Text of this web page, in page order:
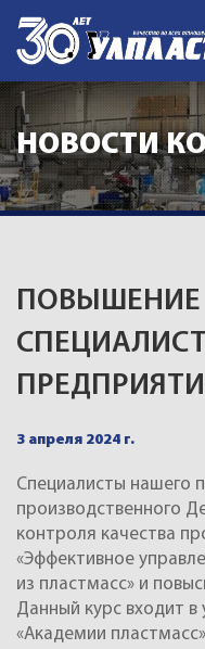
НОВОСТИ
3 апреля 2024 г.
Специалисты нашего
производственного
контроля качества
«Эффективное
из пластмасс» и
Данный курс входит
«Академии